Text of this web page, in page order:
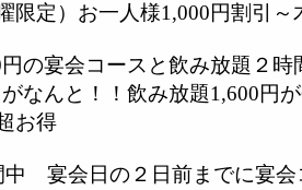
限定）お一人様1,000円割引～
の宴会コースと飲み放題
がなんと！！飲み放題1,600
お得
宴会日の２日前までに宴